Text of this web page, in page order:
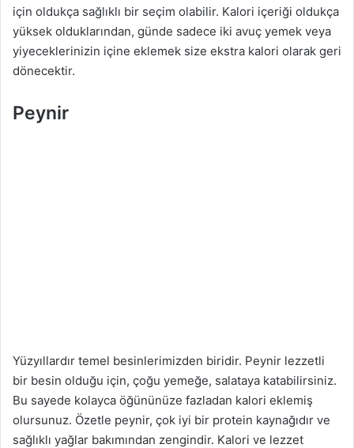
için oldukça sağlıklı bir seçim olabilir. Kalori içeriği oldukça
yüksek olduklarından, günde sadece iki avuç yemek veya
yiyeceklerinizin içine eklemek size ekstra kalori olarak geri
dönecektir.
Peynir
Yüzyıllardır temel besinlerimizden biridir. Peynir lezzetli
bir besin olduğu için, çoğu yemeğe, salataya katabilirsiniz.
Bu sayede kolayca öğününüze fazladan kalori eklemiş
olursunuz. Özetle peynir, çok iyi bir protein kaynağıdır ve
sağlıklı yağlar bakımından zengindir. Kalori ve lezzet